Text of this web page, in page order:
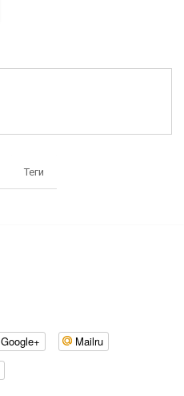
Теги
Google+
Mailru